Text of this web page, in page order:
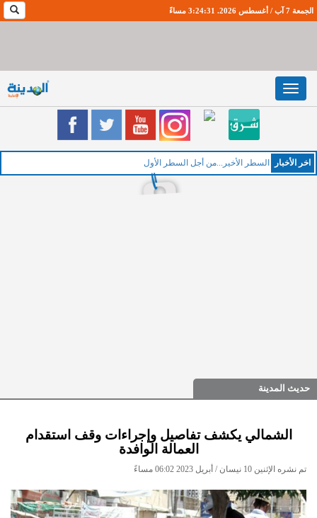
الجمعة 7 آب / أغسطس 2026. 3:24:31 مساءً
Toggle
navigation
اخر اﻷخبار الخميس :
حديث المدينة
الشمالي يكشف تفاصيل وإجراءات وقف استقدام
العمالة الوافدة
تم نشره الإثنين 10 نيسان / أبريل 2023 06:02 مساءً